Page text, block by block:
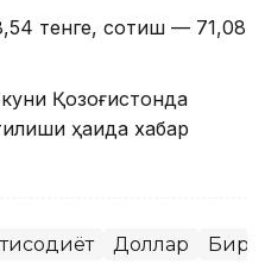
тенге, сотиш — 71,08
Қозоғистонда
ҳақида хабар
Доллар